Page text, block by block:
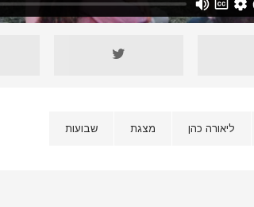
ליאורה כהן מצגת שבועות